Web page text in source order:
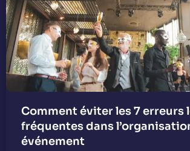
Comment éviter les 7 erreurs
fréquentes dans
événement